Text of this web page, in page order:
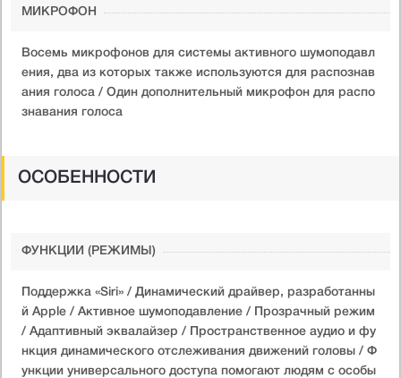
МИКРОФОН
Восемь микрофонов для системы активного шумоподавл
ения, два из которых также используются для распознав
ания голоса / Один дополнительный микрофон для распо
знавания голоса
ОСОБЕННОСТИ
ФУНКЦИИ (РЕЖИМЫ)
Поддержка «Siri» / Динамический драйвер, разработанны
й Apple / Активное шумоподавление / Прозрачный режим
/ Адаптивный эквалайзер / Пространственное аудио и фу
нкция динамического отслеживания движений головы / Ф
ункции универсального доступа помогают людям с особы